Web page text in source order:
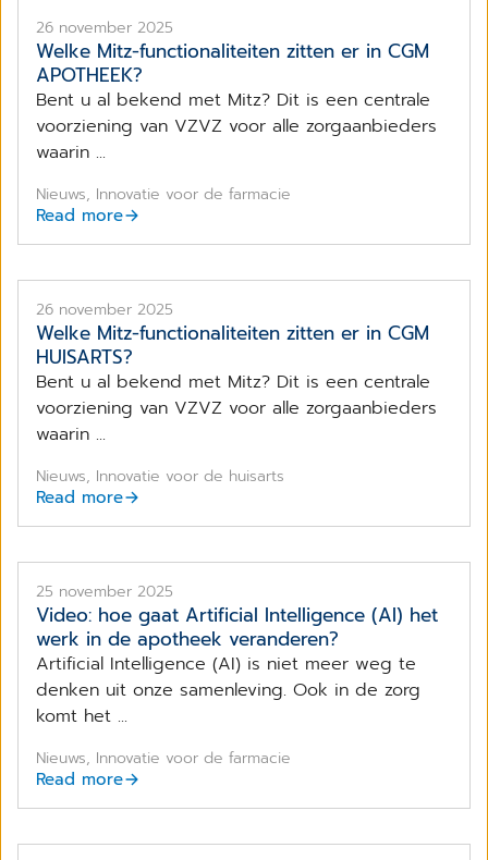
26 november 2025
​Welke Mitz-functionaliteiten zitten er in CGM
APOTHEEK?
Bent u al bekend met Mitz? Dit is een centrale
voorziening van VZVZ voor alle zorgaanbieders
waarin ...
Nieuws, Innovatie voor de farmacie
Read more
26 november 2025
​Welke Mitz-functionaliteiten zitten er in CGM
HUISARTS?
Bent u al bekend met Mitz? Dit is een centrale
voorziening van VZVZ voor alle zorgaanbieders
waarin ...
Nieuws, Innovatie voor de huisarts
Read more
25 november 2025
Video: hoe gaat Artificial Intelligence (AI) het
werk in de apotheek veranderen?
Artificial Intelligence (AI) is niet meer weg te
denken uit onze samenleving. Ook in de zorg
komt het ...
Nieuws, Innovatie voor de farmacie
Read more